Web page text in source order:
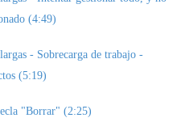
(4:49)
- Sobrecarga de trabajo -
(5:19)
"Borrar" (2:25)